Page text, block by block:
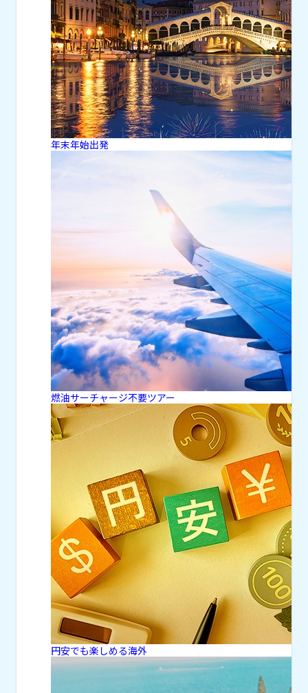
年末年始出発
燃油サーチャージ不要ツアー
円安でも楽しめる海外